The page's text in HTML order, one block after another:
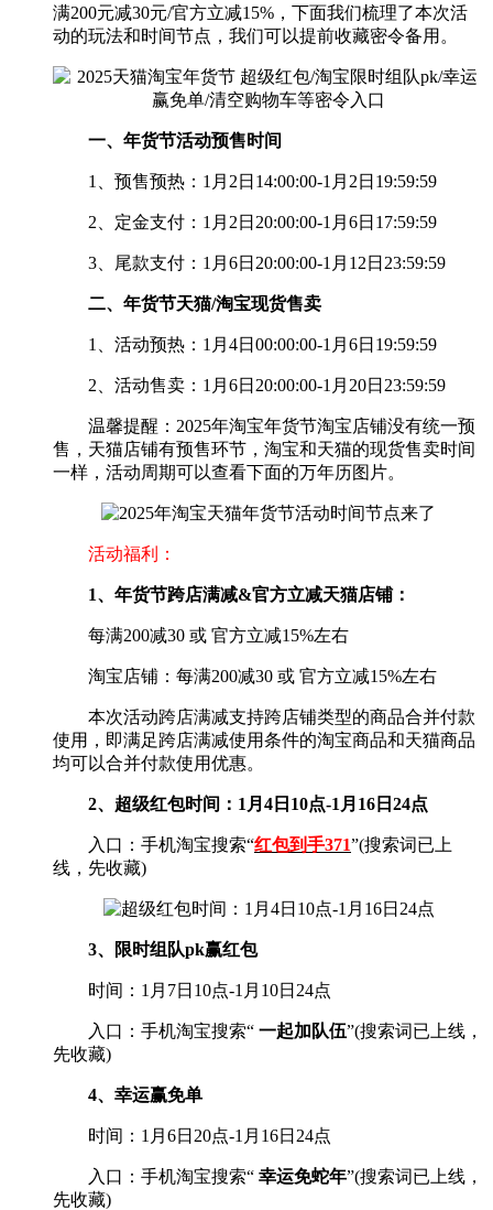
满200元减30元/官方立减15%，下面我们梳理了本次活
动的玩法和时间节点，我们可以提前收藏密令备用。
一、年货节活动预售时间
1、预售预热：1月2日14:00:00-1月2日19:59:59
2、定金支付：1月2日20:00:00-1月6日17:59:59
3、尾款支付：1月6日20:00:00-1月12日23:59:59
二、年货节天猫/淘宝现货售卖
1、活动预热：1月4日00:00:00-1月6日19:59:59
2、活动售卖：1月6日20:00:00-1月20日23:59:59
温馨提醒：2025年淘宝年货节淘宝店铺没有统一预
售，天猫店铺有预售环节，淘宝和天猫的现货售卖时间
一样，活动周期可以查看下面的万年历图片。
活动福利：
1、年货节跨店满减&官方立减天猫店铺：
每满200减30 或 官方立减15%左右
淘宝店铺：每满200减30 或 官方立减15%左右
本次活动跨店满减支持跨店铺类型的商品合并付款
使用，即满足跨店满减使用条件的淘宝商品和天猫商品
均可以合并付款使用优惠。
2、超级红包时间：1月4日10点-1月16日24点
入口：手机淘宝搜索“红包到手371”(搜索词已上
线，先收藏)
3、限时组队pk赢红包
时间：1月7日10点-1月10日24点
入口：手机淘宝搜索“ 一起加队伍”(搜索词已上线，
先收藏)
4、幸运赢免单
时间：1月6日20点-1月16日24点
入口：手机淘宝搜索“ 幸运免蛇年”(搜索词已上线，
先收藏)